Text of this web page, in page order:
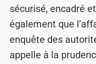
sécurisé, encadré
également que
enquête des
appelle à la